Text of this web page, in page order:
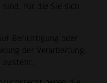
sind, für die Sie sich
Berichtigung oder
der Verarbeitung,